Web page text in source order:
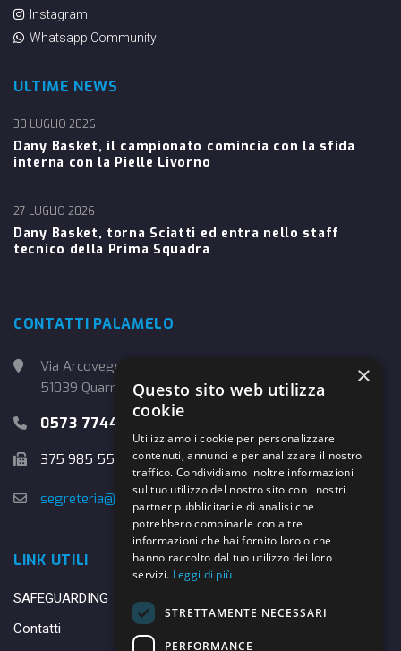
Instagram
Whatsapp Community
ULTIME NEWS
Dany Basket, il campionato comincia con la sfida
interna con la Pielle Livorno
30 LUGLIO 2026
Dany Basket, torna Sciatti ed entra nello staff
tecnico della Prima Squadra
27 LUGLIO 2026
CONTATTI PALAMELO
Via Arcoveggio, 4
51039 Quarrata (PT)
0573 774457
375 985 5526
segreteria@danybasket.it
LINK UTILI
SAFEGUARDING
Contatti
×
Questo sito web utilizza
cookie
Utilizziamo i cookie per personalizzare
contenuti, annunci e per analizzare il nostro
traffico. Condividiamo inoltre informazioni
sul tuo utilizzo del nostro sito con i nostri
partner pubblicitari e di analisi che
potrebbero combinarle con altre
informazioni che hai fornito loro o che
hanno raccolto dal tuo utilizzo dei loro
servizi. Leggi di più
STRETTAMENTE NECESSARI
PERFORMANCE